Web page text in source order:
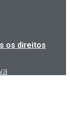
os direitos